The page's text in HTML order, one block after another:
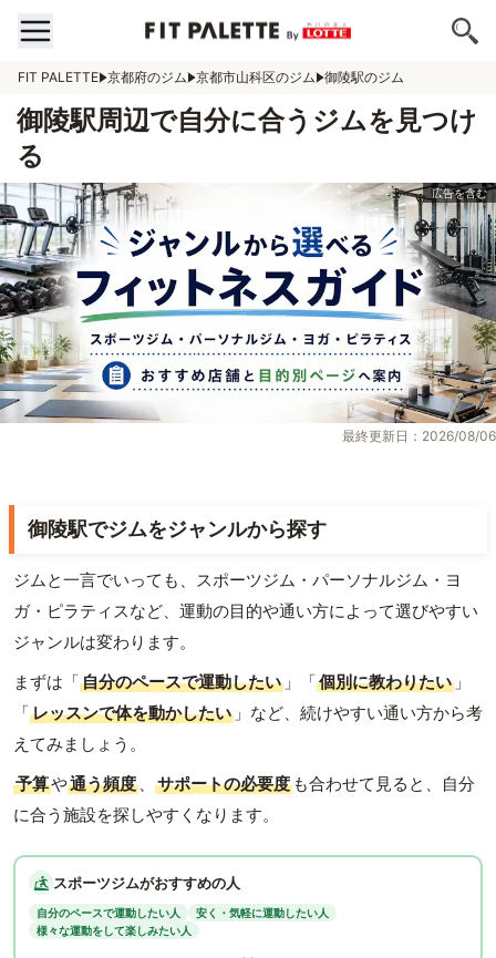
FIT PALETTE 京都府のジム 京都市山科区のジム 御陵駅のジム
御陵駅周辺で自分に合うジムを見つけ
る
最終更新日：2026/08/06
御陵駅でジムをジャンルから探す
ジムと一言でいっても、スポーツジム・パーソナルジム・ヨ
ガ・ピラティスなど、運動の目的や通い方によって選びやすい
ジャンルは変わります。
まずは「自分のペースで運動したい 」「個別に教わりたい 」
「レッスンで体を動かしたい 」など、続けやすい通い方から考
えてみましょう。
予算や通う頻度 、 サポートの必要度 も合わせて見ると、自分
に合う施設を探しやすくなります。
スポーツジムがおすすめの人
自分のペースで運動したい人
安く・気軽に運動したい人
様々な運動をして楽しみたい人